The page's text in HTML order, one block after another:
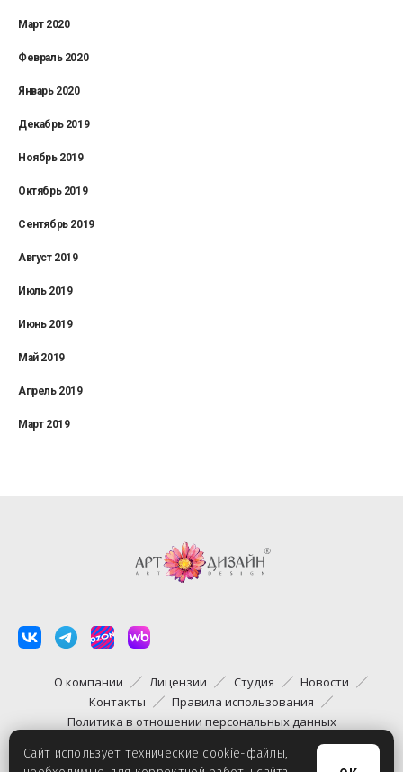
Март 2020
Февраль 2020
Январь 2020
Декабрь 2019
Ноябрь 2019
Октябрь 2019
Сентябрь 2019
Август 2019
Июль 2019
Июнь 2019
Май 2019
Апрель 2019
Март 2019
О компании Лицензии Студия
Новости
Контакты
Правила использования
Политика в отношении персональных данных
Сайт использует технические cookie-файлы,